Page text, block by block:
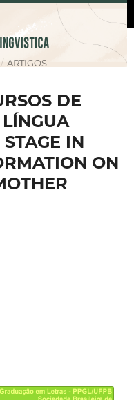
/ ARTIGOS
DE
IN
ON